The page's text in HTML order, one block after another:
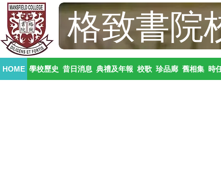
格致書院
HOME 學校歷史 昔日消息 典禮及年報 校歌 珍品廊 舊相集 時